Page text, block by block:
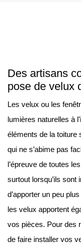
Des artisans
pose de velux
Les velux ou les
lumières naturelles à
éléments de la toiture
qui ne s’abime pas
l’épreuve de toutes
surtout lorsqu’ils sont
d’apporter un peu
les velux apportent
vos pièces. Pour des
de faire installer vos